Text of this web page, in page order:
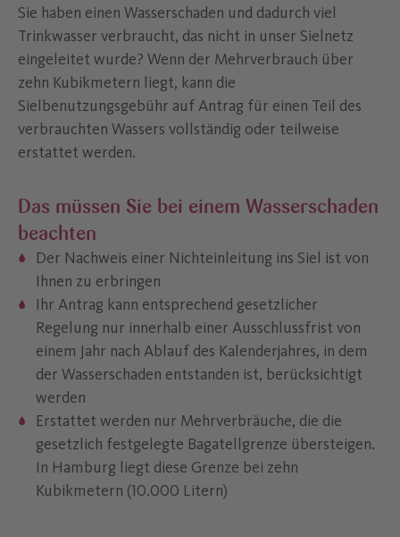
Sie haben einen Wasserschaden und dadurch viel
Trinkwasser verbraucht, das nicht in unser Sielnetz
eingeleitet wurde? Wenn der Mehrverbrauch über
zehn Kubikmetern liegt, kann die
Sielbenutzungsgebühr auf Antrag für einen Teil des
verbrauchten Wassers vollständig oder teilweise
erstattet werden.
Das müssen Sie bei einem Wasserschaden
beachten
Der Nachweis einer Nichteinleitung ins Siel ist von
Ihnen zu erbringen
Ihr Antrag kann entsprechend gesetzlicher
Regelung nur innerhalb einer Ausschlussfrist von
einem Jahr nach Ablauf des Kalenderjahres, in dem
der Wasserschaden entstanden ist, berücksichtigt
werden
Erstattet werden nur Mehrverbräuche, die die
gesetzlich festgelegte Bagatellgrenze übersteigen.
In Hamburg liegt diese Grenze bei zehn
Kubikmetern (10.000 Litern)